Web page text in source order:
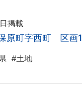
掲載
原町字西町 区画1
#土地